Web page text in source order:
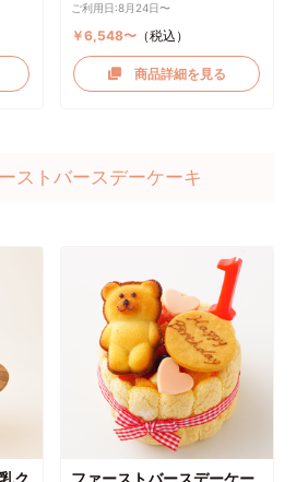
ご利用日:8月24日〜
￥6,548〜 （税込）
商品詳細を見る
ストバースデーケーキ
ファーストバースデーケー